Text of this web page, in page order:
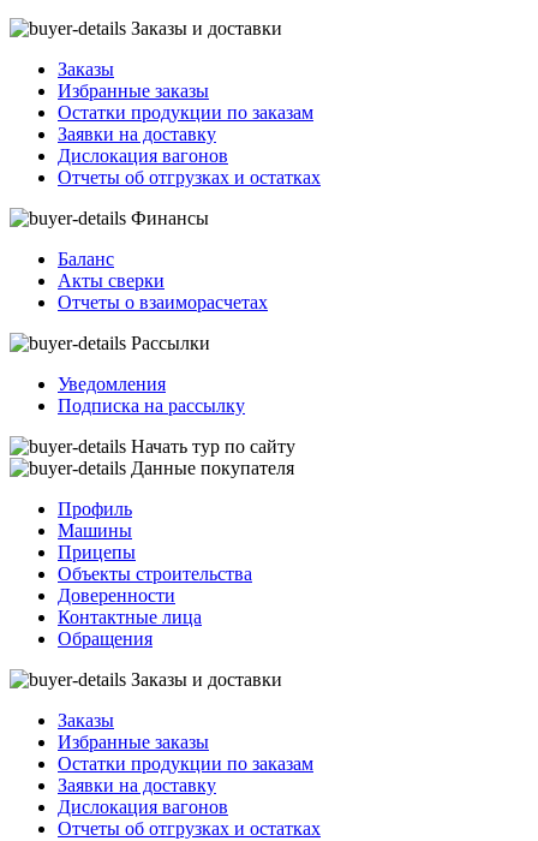
Заказы и доставки
Заказы
Избранные заказы
Остатки продукции по заказам
Заявки на доставку
Дислокация вагонов
Отчеты об отгрузках и остатках
Финансы
Баланс
Акты сверки
Отчеты о взаиморасчетах
Рассылки
Уведомления
Подписка на рассылку
Начать тур по сайту
Данные покупателя
Профиль
Машины
Прицепы
Объекты строительства
Доверенности
Контактные лица
Обращения
Заказы и доставки
Заказы
Избранные заказы
Остатки продукции по заказам
Заявки на доставку
Дислокация вагонов
Отчеты об отгрузках и остатках